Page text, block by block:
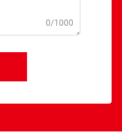
0/1000